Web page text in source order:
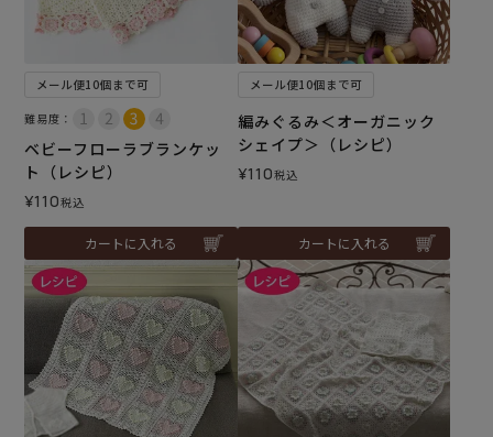
メール便10個まで可
難易度：
ベビーフローラブランケッ
ト（レシピ）
¥110税込
カートに入れる
メール便10個まで可
編みぐるみ＜オーガニック
シェイプ＞（レシピ）
¥110税込
カートに入れる